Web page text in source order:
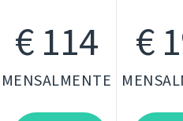
€ 114
MENSALMENTE
€